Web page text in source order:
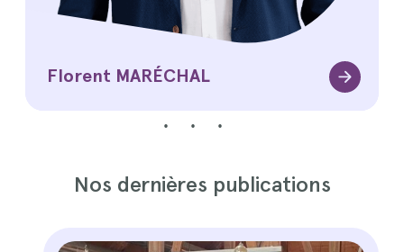
Florent MARÉCHAL
Nos dernières publications